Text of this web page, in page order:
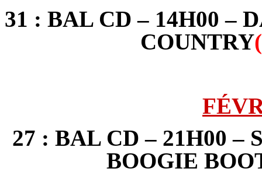
31 : BAL CD – 14H00 –
COUNTRY
27 : BAL CD – 21H00 –
BOOGIE